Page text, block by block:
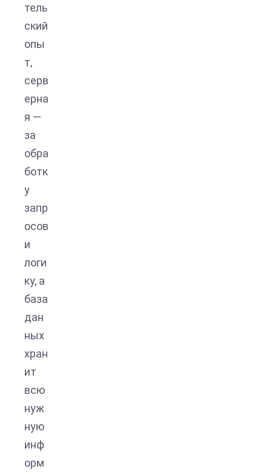
тель
ский
опы
т,
серв
ерна
я —
за
обра
ботк
у
запр
осов
и
логи
ку, а
база
дан
ных
хран
ит
всю
нуж
ную
инф
орм